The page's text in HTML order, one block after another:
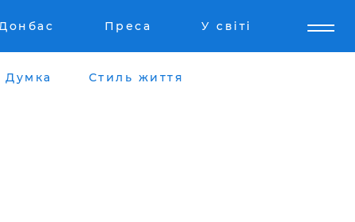
Преса У світі
Думка Стиль життя